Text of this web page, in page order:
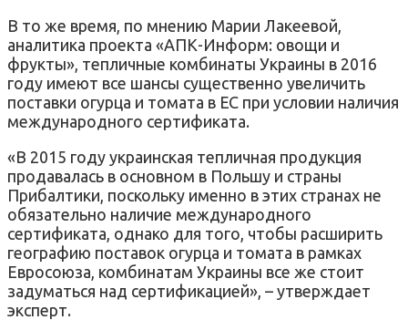
В то же время, по мнению Марии Лакеевой,
аналитика проекта «АПК-Информ: овощи и
фрукты», тепличные комбинаты Украины в 2016
году имеют все шансы существенно увеличить
поставки огурца и томата в ЕС при условии наличия
международного сертификата.
«В 2015 году украинская тепличная продукция
продавалась в основном в Польшу и страны
Прибалтики, поскольку именно в этих странах не
обязательно наличие международного
сертификата, однако для того, чтобы расширить
географию поставок огурца и томата в рамках
Евросоюза, комбинатам Украины все же стоит
задуматься над сертификацией», – утверждает
эксперт.